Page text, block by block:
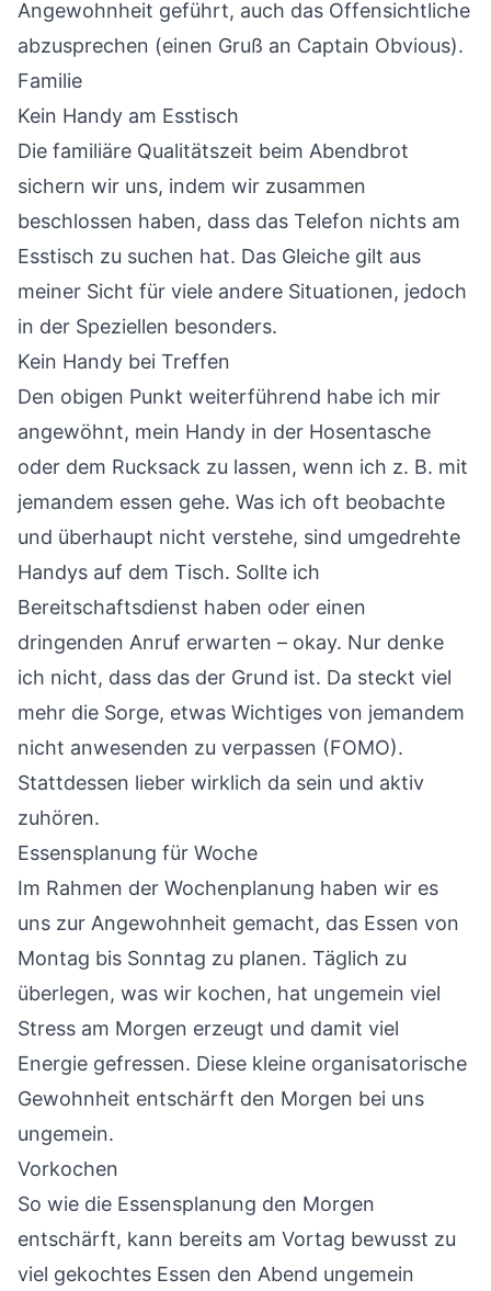
Angewohnheit geführt, auch das Offensichtliche
abzusprechen (einen Gruß an Captain Obvious).
Familie
Kein Handy am Esstisch
Die familiäre Qualitätszeit beim Abendbrot
sichern wir uns, indem wir zusammen
beschlossen haben, dass das Telefon nichts am
Esstisch zu suchen hat. Das Gleiche gilt aus
meiner Sicht für viele andere Situationen, jedoch
in der Speziellen besonders.
Kein Handy bei Treffen
Den obigen Punkt weiterführend habe ich mir
angewöhnt, mein Handy in der Hosentasche
oder dem Rucksack zu lassen, wenn ich z. B. mit
jemandem essen gehe. Was ich oft beobachte
und überhaupt nicht verstehe, sind umgedrehte
Handys auf dem Tisch. Sollte ich
Bereitschaftsdienst haben oder einen
dringenden Anruf erwarten – okay. Nur denke
ich nicht, dass das der Grund ist. Da steckt viel
mehr die Sorge, etwas Wichtiges von jemandem
nicht anwesenden zu verpassen (FOMO).
Stattdessen lieber wirklich da sein und aktiv
zuhören.
Essensplanung für Woche
Im Rahmen der Wochenplanung haben wir es
uns zur Angewohnheit gemacht, das Essen von
Montag bis Sonntag zu planen. Täglich zu
überlegen, was wir kochen, hat ungemein viel
Stress am Morgen erzeugt und damit viel
Energie gefressen. Diese kleine organisatorische
Gewohnheit entschärft den Morgen bei uns
ungemein.
Vorkochen
So wie die Essensplanung den Morgen
entschärft, kann bereits am Vortag bewusst zu
viel gekochtes Essen den Abend ungemein